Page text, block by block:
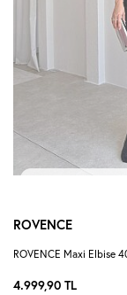
ROVENCE
ROVENCE Maxi Elbise
4.999,90 TL